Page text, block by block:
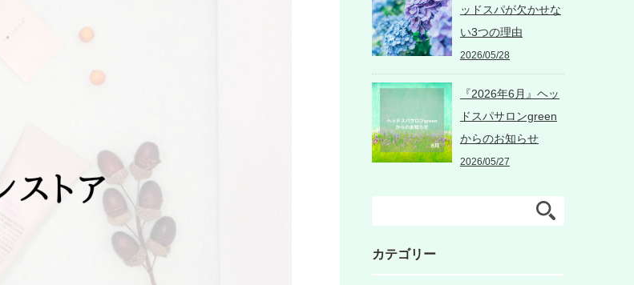
ッドスパが欠かせな
い3つの理由
2026/05/28
『2026年6月』ヘッ
ドスパサロンgreen
からのお知らせ
2026/05/27
カテゴリー